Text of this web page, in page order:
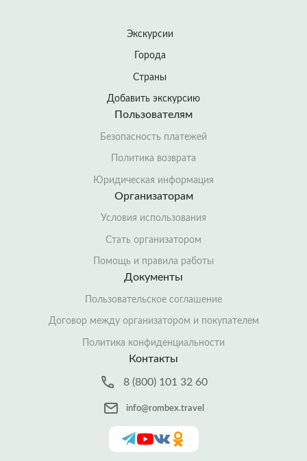
Экскурсии
Города
Страны
Добавить экскурсию
Пользователям
Безопасность платежей
Политика возврата
Юридическая информация
Организаторам
Условия использования
Стать организатором
Помощь и правила работы
Документы
Пользовательское соглашение
Договор между организатором и покупателем
Политика конфиденциальности
Контакты
8 (800) 101 32 60
info@rombex.travel